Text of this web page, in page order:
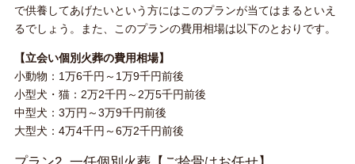
で供養してあげたいという方にはこのプランが当てはまるといえ
るでしょう。また、このプランの費用相場は以下のとおりです。
【立会い個別火葬の費用相場】
小動物：1万6千円～1万9千円前後
小型犬・猫：2万2千円～2万5千円前後
中型犬：3万円～3万9千円前後
大型犬：4万4千円～6万2千円前後